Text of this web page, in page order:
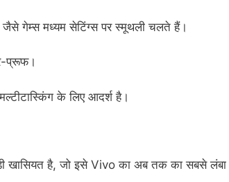
गेम्स मध्यम सेटिंग्स पर स्मूथली चलते हैं।
प्रूफ।
के लिए आदर्श है।
खासियत है, जो इसे Vivo का अब तक का सबसे लंबा